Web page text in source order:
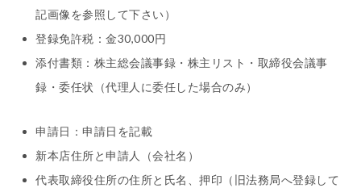
記画像を参照して下さい）
登録免許税：金30,000円
添付書類：株主総会議事録・株主リスト・取締役会議事
録・委任状（代理人に委任した場合のみ）
申請日：申請日を記載
新本店住所と申請人（会社名）
代表取締役住所の住所と氏名、押印（旧法務局へ登録して